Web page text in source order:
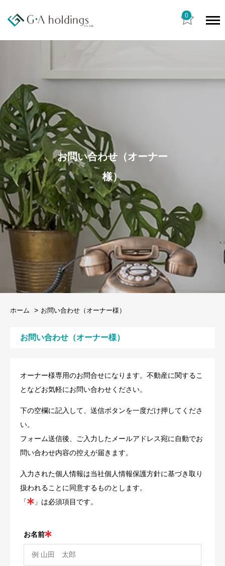
0
お問い合わせ（オーナー
様）
ホーム お問い合わせ（オーナー様）
お問い合わせ（オーナー様）
オーナー様専用のお問合せになります。不動産に関するこ
となどお気軽にお問い合わせください。
下の空欄に記入して、送信ボタンを一度だけ押してくださ
い。
フォーム送信後、ご入力したメールアドレス宛に自動でお
問い合わせ内容の控えが届きます。
入力された個人情報は当社個人情報保護方針に基づき取り
扱われることに同意するものとします。
「
」は必須項目です。
お名前